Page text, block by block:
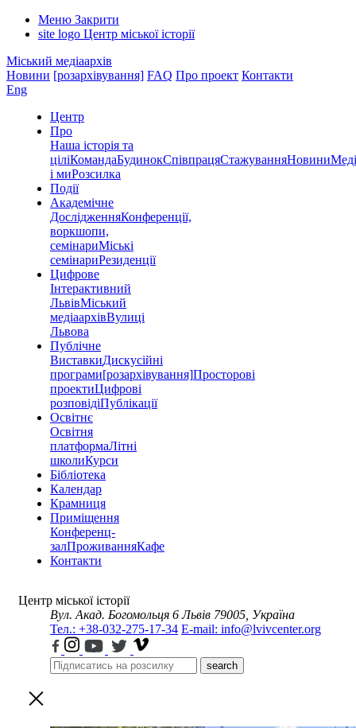
Меню Закрити
site logo Центр міської історії
Міський медіаархів
Новини [розархівування] FAQ Про проект Контакти
Eng
Центр
Про
Наша історія та
ціліКомандаБудинокСпівпрацяСтажуванняНовини
і миРозсилка
Події
Академічне
ДослідженняКонференції,
воркшопи,
семінариМіські
семінариРезиденції
Цифрове
Інтерактивний
ЛьвівМіський
медіаархівВулиці
Львова
Публічне
ВиставкиДискусійні
програми[розархівування]Просторові
проектиЦифрові
розповідіПублікації
Освітнє
Освітня
платформаЛітні
школиКурси
Бібліотека
Календар
Крамниця
Приміщення
Конференц-
залПроживанняКафе
Контакти
Центр міської історії
Вул. Акад. Богомольця 6 Львів 79005, Україна
Тел.: +38-032-275-17-34 E-mail: info@lvivcenter.org
search